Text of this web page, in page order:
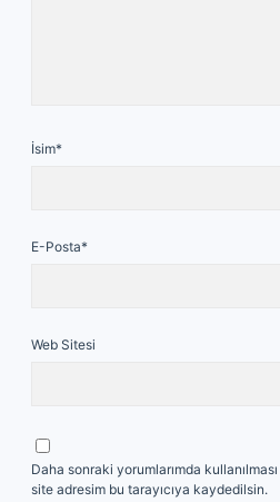
İsim*
E-Posta*
Web Sitesi
Daha sonraki yorumlarımda
site adresim bu tarayıcıya kaydedilsin.